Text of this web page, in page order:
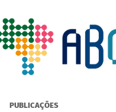
PUBLICAÇÕES